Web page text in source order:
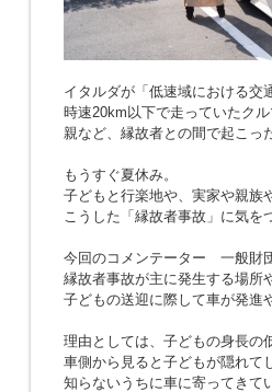
イタルダが「低速域における交
時速20km以下で走っていたク
親など、縁故者との間で起こっ
もうすぐ夏休み。
子どもと行楽地や、実家や親族
こうした「縁故者事故」に気を
今回のコメンテーター 一般財
縁故者事故が主に発生する場所
子どもの送迎に際して車が発進
理由としては、子どもの身長の
車側から見ると子どもが隠れて
知らないうちに車に寄ってきて